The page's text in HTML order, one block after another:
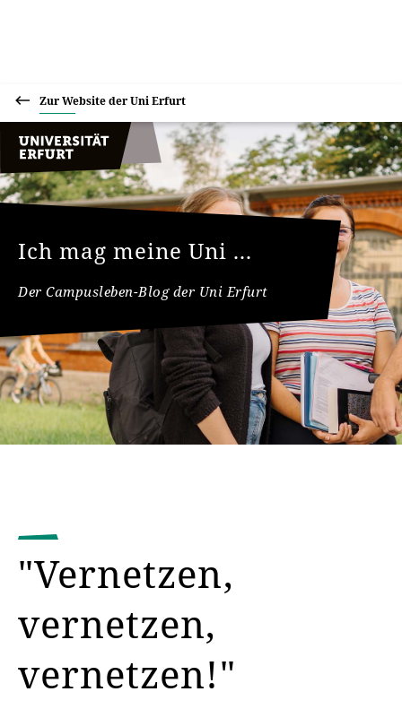
Zur Website der Uni Erfurt
Ich mag meine Uni ...
Der Campusleben-Blog der Uni Erfurt
"Vernetzen,
vernetzen,
vernetzen!"